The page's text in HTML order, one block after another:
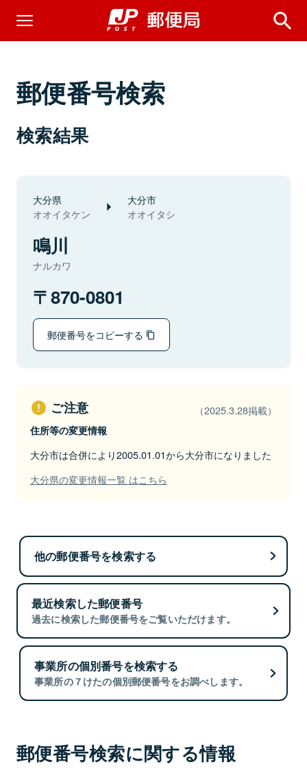
郵便番号検索
検索結果
大分県
オオイタケン
大分市
オオイタシ
鳴川
ナルカワ
870-0801
郵便番号をコピーする
ご注意 （2025.3.28掲載）
住所等の変更情報
大分市は合併により2005.01.01から大分市になりました
大分県の変更情報一覧 はこちら
他の郵便番号を検索する
最近検索した郵便番号
過去に検索した郵便番号をご覧いただけます。
事業所の個別番号を検索する
事業所の７けたの個別郵便番号をお調べします。
郵便番号検索に関する情報